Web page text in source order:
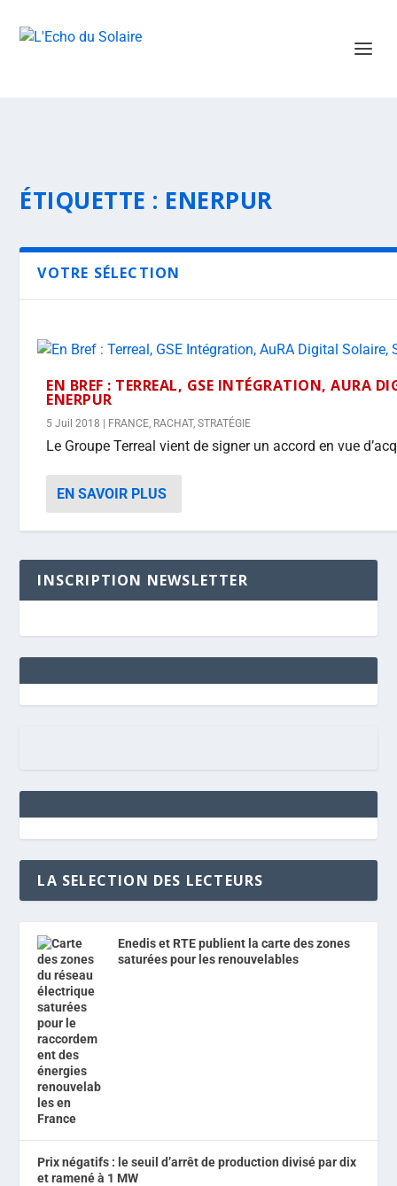
ÉTIQUETTE : ENERPUR
VOTRE SÉLECTION
EN BREF : TERREAL, GSE INTÉGRATION, AURA
ENERPUR
5 Juil 2018 FRANCE, RACHAT,STRATÉGIE
Le Groupe Terreal vient de signer un accord en vue
EN SAVOIR PLUS
INSCRIPTION NEWSLETTER
LA SELECTION DES LECTEURS
Enedis et RTE publient la carte des zones
saturées pour les renouvelables
Prix négatifs : le seuil d’arrêt de production divisé par dix
et ramené à 1 MW